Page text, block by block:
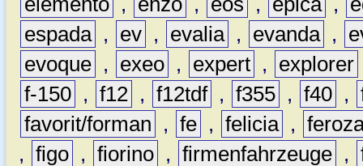
espada , ev , evalia , evanda ,
evoque , exeo , expert , explorer
f-150 , f12 , f12tdf , f355 , f40 ,
favorit/forman
, fe , felicia ,
, figo , fiorino , firmenfahrzeuge ,